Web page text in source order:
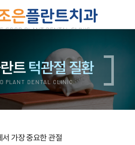
진료비안내
둘러보기
오시는길
조은플란트의 특별함
양심 진료
디지털 진료
연치아 보존 원칙
생적인 멸균, 소독
트턱관절 질환
PLANT DENTAL CLINIC
서 가장 중요한 관절